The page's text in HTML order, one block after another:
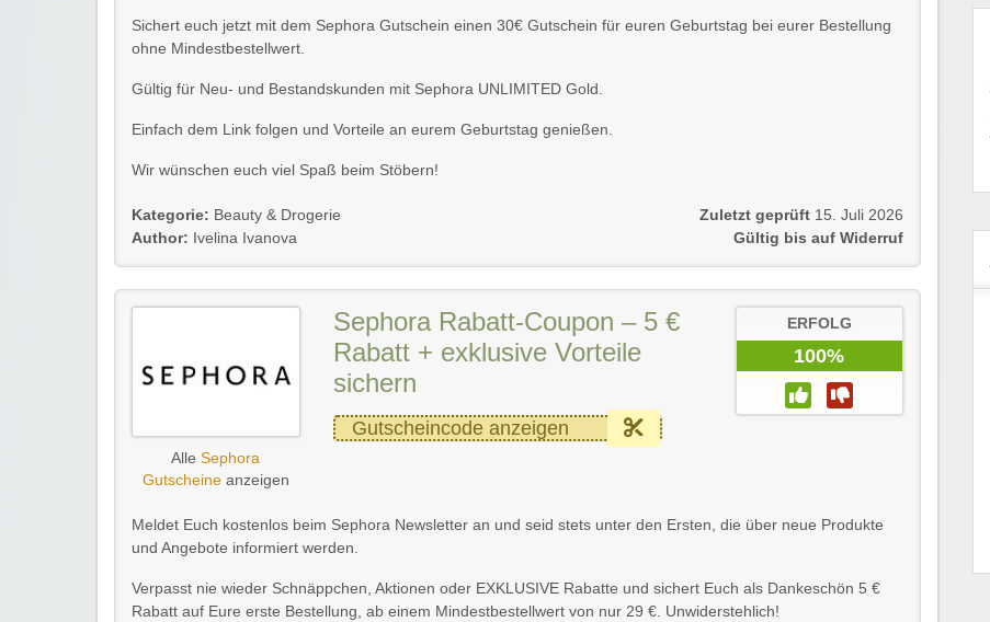
Sichert euch jetzt mit dem Sephora Gutschein einen 30€ Gutschein für euren Geburtstag bei eurer Bestellung
ohne Mindestbestellwert.
Gültig für Neu- und Bestandskunden mit Sephora UNLIMITED Gold.
Einfach dem Link folgen und Vorteile an eurem Geburtstag genießen.
Wir wünschen euch viel Spaß beim Stöbern!
Kategorie: Beauty & Drogerie
Author: Ivelina Ivanova
Zuletzt geprüft 15. Juli 2026
Gültig bis auf Widerruf
AlleSephora
Gutscheineanzeigen
Sephora Rabatt-Coupon – 5 €
Rabatt + exklusive Vorteile
sichern
Gutscheincode anzeigen
ERFOLG
100%
Meldet Euch kostenlos beim Sephora Newsletter an und seid stets unter den Ersten, die über neue Produkte
und Angebote informiert werden.
Verpasst nie wieder Schnäppchen, Aktionen oder EXKLUSIVE Rabatte und sichert Euch als Dankeschön 5 €
Rabatt auf Eure erste Bestellung, ab einem Mindestbestellwert von nur 29 €. Unwiderstehlich!